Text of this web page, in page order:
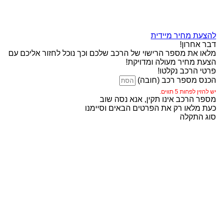
להצעת מחיר מיידית
דבר אחרון!
מלאו את מספר הרישוי של הרכב שלכם וכך נוכל לחזור אליכם עם
הצעת מחיר מעולה ומדויקת!
פרטי הרכב נקלטו!
הכנס מספר רכב (חובה)
יש להזין לפחות 5 תווים.
מספר הרכב אינו תקין, אנא נסה שוב
כעת מלאו רק את הפרטים הבאים וסיימנו
סוג התקלה